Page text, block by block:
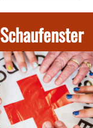
Schaufenster